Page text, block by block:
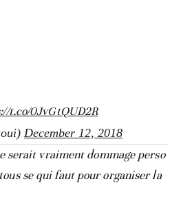
t.co/0JvGtQUD2R
December 12, 2018
serait vraiment dommage perso
se qui faut pour organiser la